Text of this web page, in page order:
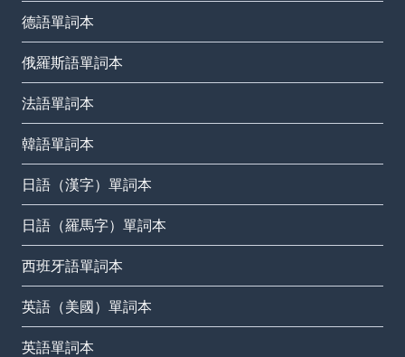
德語單詞本
俄羅斯語單詞本
法語單詞本
韓語單詞本
日語（漢字）單詞本
日語（羅馬字）單詞本
西班牙語單詞本
英語（美國）單詞本
英語單詞本